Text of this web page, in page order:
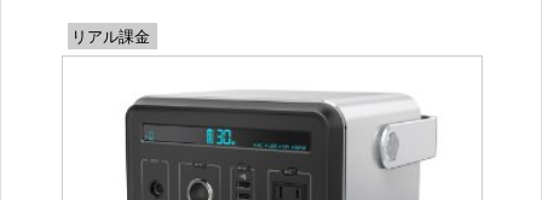
リアル課金